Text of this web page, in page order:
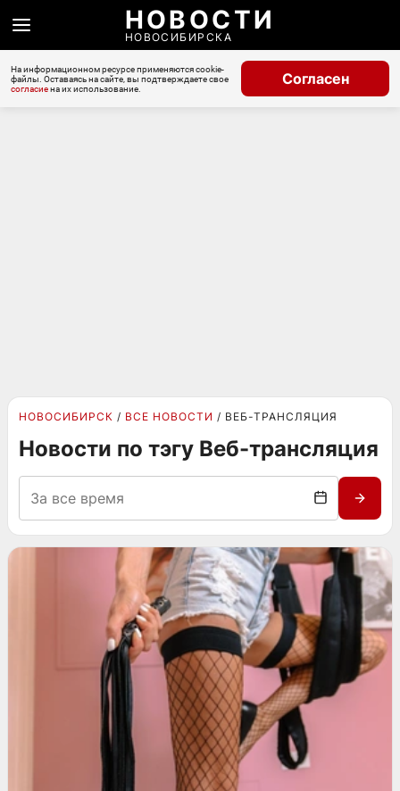
НОВОСТИ
НОВОСИБИРСКА
На информационном ресурсе применяются cookie-
файлы. Оставаясь на сайте, вы подтверждаете свое
согласиена их использование.
Согласен
НОВОСИБИРСК ВСЕ НОВОСТИ ВЕБ-ТРАНСЛЯЦИЯ
Новости по тэгу Веб-трансляция